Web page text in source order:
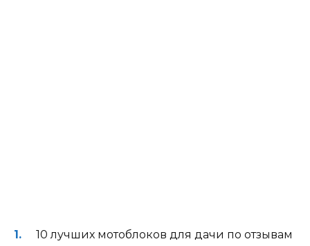
10 лучших мотоблоков для дачи по отзывам